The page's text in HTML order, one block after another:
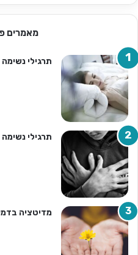
מאמרים
תרגילי
תרגילי
מדיטציה